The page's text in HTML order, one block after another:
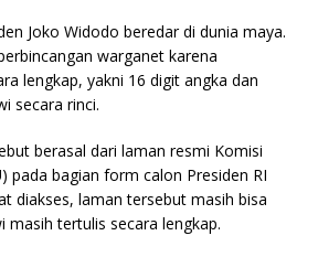
Joko Widodo beredar di dunia maya.
warganet karena
lengkap, yakni 16 digit angka dan
secara rinci.
berasal dari laman resmi Komisi
pada bagian form calon Presiden RI
diakses, laman tersebut masih bisa
masih tertulis secara lengkap.